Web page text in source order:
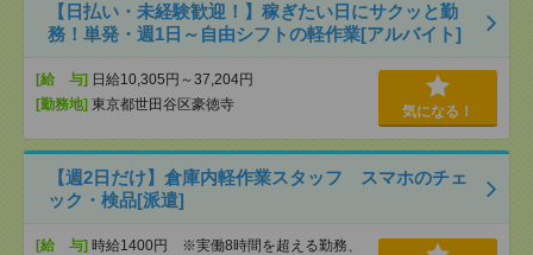
【日払い・未経験歓迎！】稼ぎたい日にサクッと勤
務！単発・週1日～自由シフトの軽作業[アルバイト]
[給 与] 日給10,305円～37,204円
[勤務地] 東京都世田谷区豪徳寺 気になる！
【週2日だけ】倉庫内軽作業スタッフ スマホのチェ
ック・検品[派遣]
[給 与] 時給1400円 ※実働8時間を超える勤務、